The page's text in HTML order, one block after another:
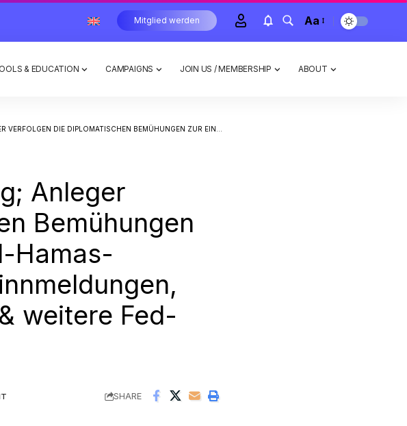
Mitglied werden Aa
& EDUCATION CAMPAIGNS JOIN US / MEMBERSHIP ABOUT
DES ISRAEL-HAMAS-KONFLIKTS, ANSTEHENDE GEWINNMELDUNGEN, US-EINZELHANDELSUMSÄTZE & WEITERE FED-KOMMENTARE
Anleger
Bemühungen
Hamas-
weitere Fed-
SHARE